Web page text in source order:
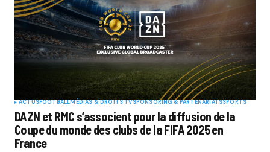
ACTUSFOOTBALLMÉDIAS & DROITS TVSPONSORING & PARTENARIATSSPORTS
DAZN et RMC s’associent pour la diffusion de la
Coupe du monde des clubs de la FIFA 2025 en
France